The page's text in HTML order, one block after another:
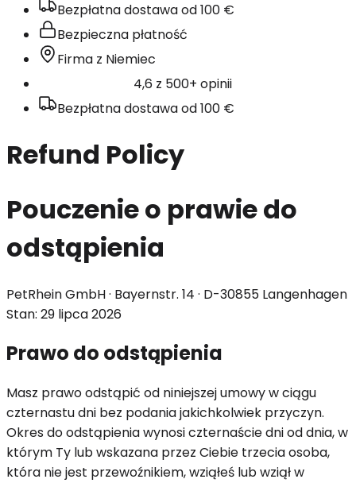
Bezpłatna dostawa od 100 €
Bezpieczna płatność
Firma z Niemiec
4,6 z 500+ opinii
Bezpłatna dostawa od 100 €
Refund Policy
Pouczenie o prawie do
odstąpienia
PetRhein GmbH · Bayernstr. 14 · D-30855 Langenhagen
Stan: 29 lipca 2026
Prawo do odstąpienia
Masz prawo odstąpić od niniejszej umowy w ciągu
czternastu dni bez podania jakichkolwiek przyczyn.
Okres do odstąpienia wynosi czternaście dni od dnia, w
którym Ty lub wskazana przez Ciebie trzecia osoba,
która nie jest przewoźnikiem, wziąłeś lub wziął w